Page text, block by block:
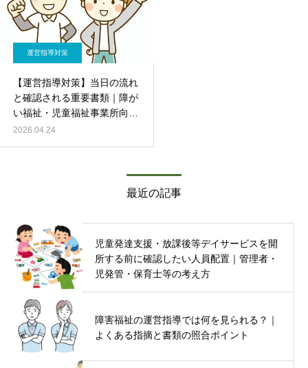
運営指導対策
【運営指導対策】当日の流れ
と確認される重要書類｜障が
い福祉・児童福祉事業所向け
基本ガイド
2026.04.24
最近の記事
児童発達支援・放課後等デイサービスを開
所する前に確認したい人員配置｜管理者・
児発管・保育士等の考え方
障害福祉の運営指導では何を見られる？｜
よくある指摘と書類の照合ポイント